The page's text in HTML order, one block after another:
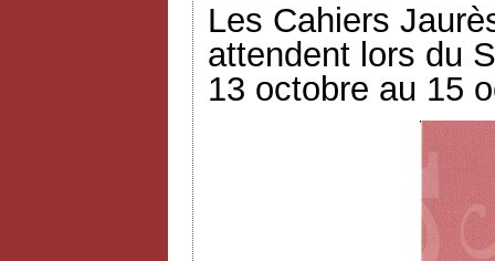
Les Cahiers
attendent lors du
13 octobre au 15